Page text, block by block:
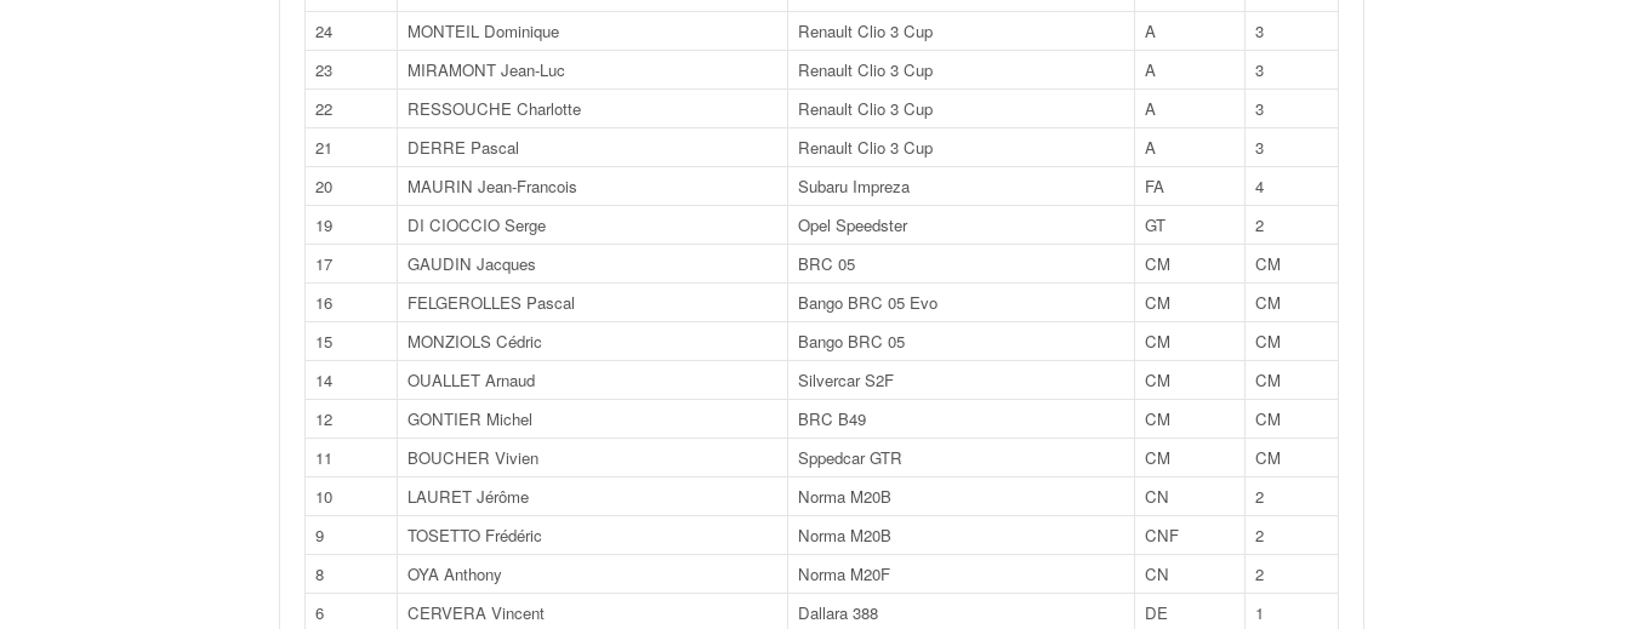
24
MONTEIL Dominique Renault Clio 3 Cup A
3
23
MIRAMONT Jean-Luc Renault Clio 3 Cup A
3
22
RESSOUCHE Charlotte Renault Clio 3 Cup A
3
21
DERRE Pascal Renault Clio 3 Cup A
3
20
MAURIN Jean-Francois Subaru Impreza FA
4
19
DI CIOCCIO Serge Opel Speedster GT
2
17
GAUDIN Jacques BRC 05 CM
CM
16
FELGEROLLES Pascal Bango BRC 05 Evo CM
CM
15
MONZIOLS Cédric Bango BRC 05 CM
CM
14
OUALLET Arnaud Silvercar S2F CM
CM
12
GONTIER Michel BRC B49 CM
CM
11
BOUCHER Vivien Sppedcar GTR CM
CM
10
LAURET Jérôme Norma M20B CN
2
9
TOSETTO Frédéric Norma M20B CNF
2
8
OYA Anthony Norma M20F CN
2
6
CERVERA Vincent Dallara 388 DE
1